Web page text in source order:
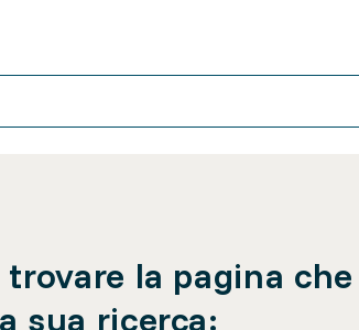
la pagina
sua ricerca: